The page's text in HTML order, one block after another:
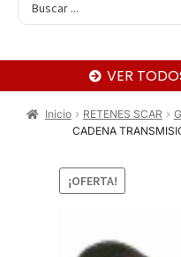
VER
Inicio RETENES SCAR
CADENA
¡OFERTA!